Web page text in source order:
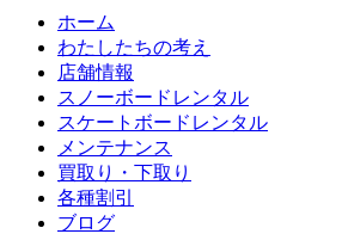
ホーム
わたしたちの考え
店舗情報
スノーボードレンタル
スケートボードレンタル
メンテナンス
買取り・下取り
各種割引
ブログ